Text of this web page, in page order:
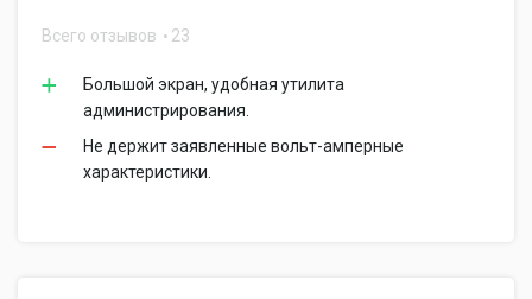
Всего отзывов 23
Большой экран, удобная утилита
администрирования.
Не держит заявленные вольт-амперные
характеристики.